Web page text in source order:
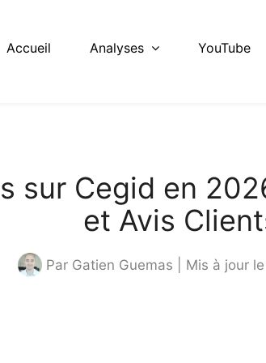
Accueil Analyses YouTube
sur Cegid en
et Avis
Par Gatien Guemas | Mis à jour